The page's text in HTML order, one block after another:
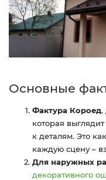
Основные
Фактура Короед.
которая
к деталям. Это
каждую сцену –
Для наружных
декоративного